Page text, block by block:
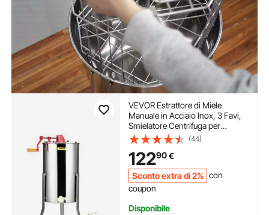
VEVOR Estrattore di Miele
Manuale in Acciaio Inox, 3 Favi,
Smielatore Centrifuga per
Apicoltura, Coperchio
Trasparente, Altezza Regolabile
100-108 cm
(44)
12290€
Sconto extra di 2% con
coupon
Disponibile